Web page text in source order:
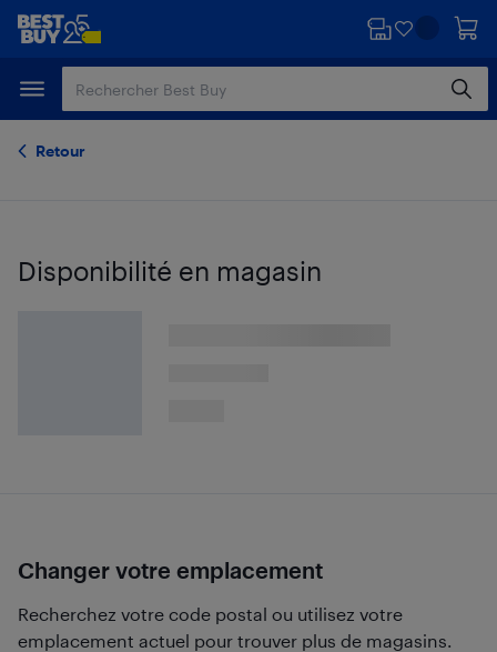
Passer
principal
Passer
Retour
Disponibilité en magasin
Changer votre emplacement
Recherchez votre code postal ou utilisez votre
emplacement actuel pour trouver plus de magasins.